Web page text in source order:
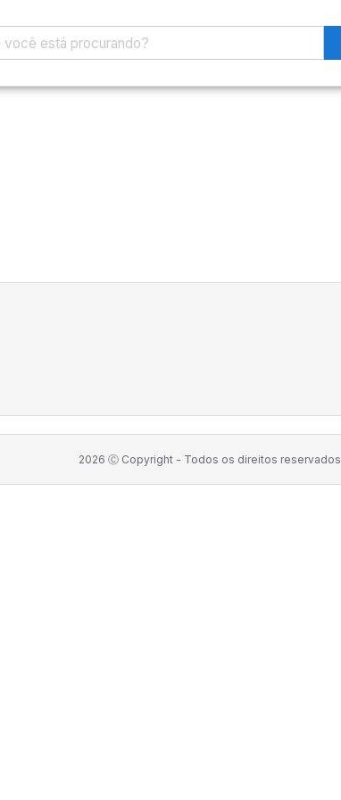
2026 Ⓒ Copyright - Todos os direitos reservados